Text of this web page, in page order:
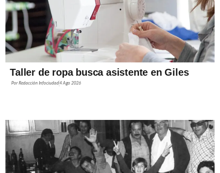
Taller de ropa busca asistente en Giles
PorRedacción Infociudad4 Ago 2026